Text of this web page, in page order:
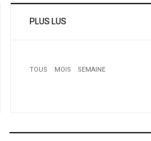
PLUS LUS
TOUS MOIS SEMAINE